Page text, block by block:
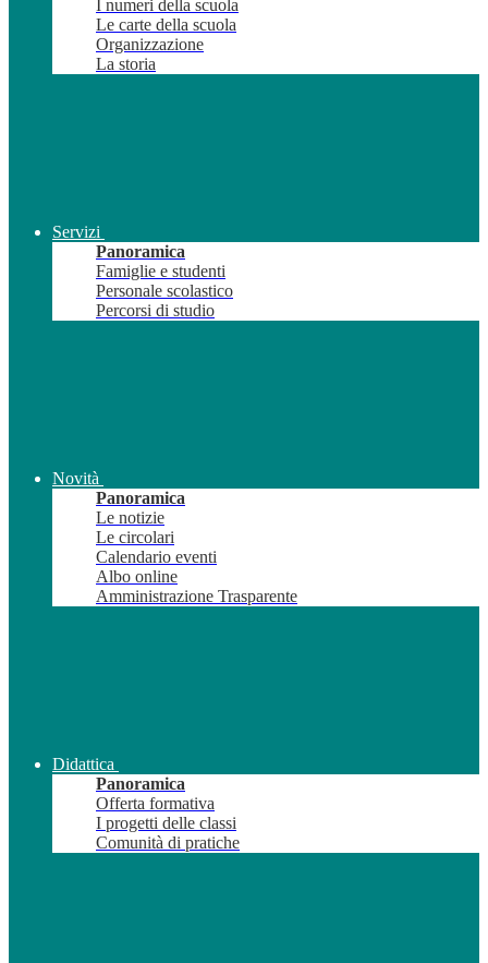
I numeri della scuola
Le carte della scuola
Organizzazione
La storia
Servizi
Panoramica
Famiglie e studenti
Personale scolastico
Percorsi di studio
Novità
Panoramica
Le notizie
Le circolari
Calendario eventi
Albo online
Amministrazione Trasparente
Didattica
Panoramica
Offerta formativa
I progetti delle classi
Comunità di pratiche